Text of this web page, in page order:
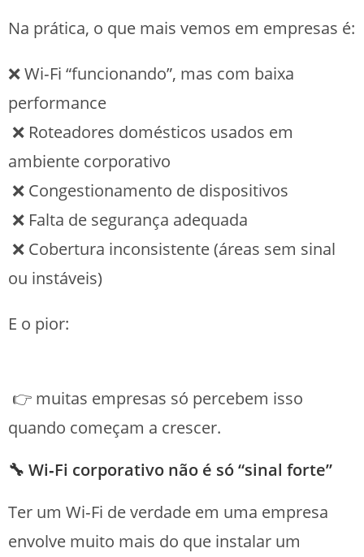
Na prática, o que mais vemos em empresas é:
❌ Wi‑Fi “funcionando”, mas com baixa
performance
❌ Roteadores domésticos usados em
ambiente corporativo
❌ Congestionamento de dispositivos
❌ Falta de segurança adequada
❌ Cobertura inconsistente (áreas sem sinal
ou instáveis)
E o pior:
👉 muitas empresas só percebem isso
quando começam a crescer.
🔧 Wi‑Fi corporativo não é só “sinal forte”
Ter um Wi‑Fi de verdade em uma empresa
envolve muito mais do que instalar um